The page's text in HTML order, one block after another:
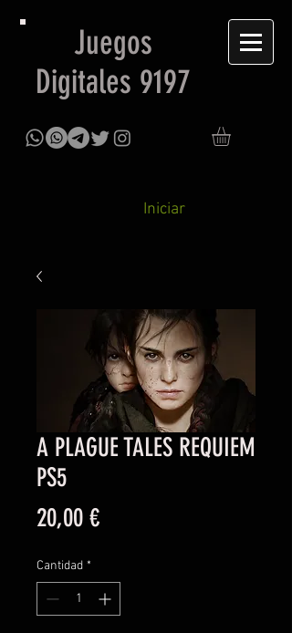
Juegos
Digitales 9197
Iniciar
A PLAGUE TALES REQUIEM
PS5
20,00 €Precio
Cantidad *